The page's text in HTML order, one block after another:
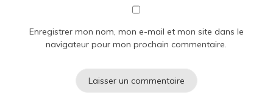
Enregistrer mon nom, mon e-mail et mon site dans le
navigateur pour mon prochain commentaire.